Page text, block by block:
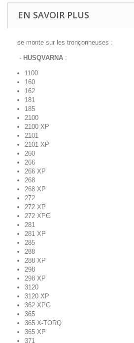
EN SAVOIR PLUS
se monte sur les tronçonneuses :
- HUSQVARNA :
1100
160
162
181
185
2100
2100 XP
2101
2101 XP
260
266
266 XP
268
268 XP
272
272 XP
272 XPG
281
281 XP
285
288
288 XP
298
298 XP
3120
3120 XP
362 XPG
365
365 X-TORQ
365 XP
371